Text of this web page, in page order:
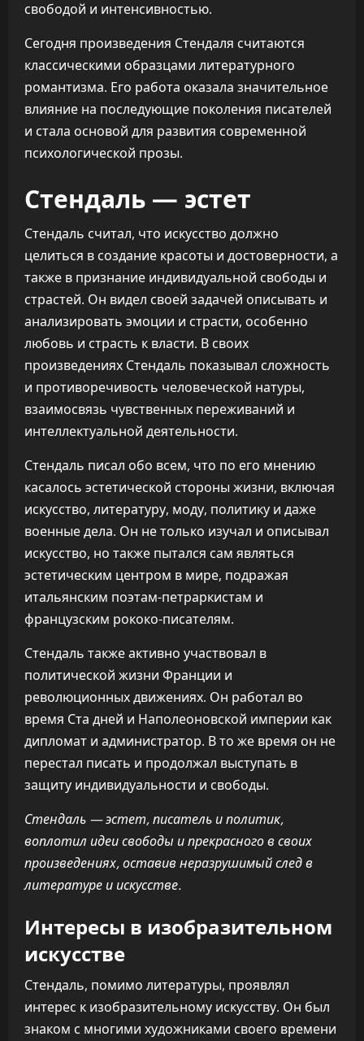
свободой и интенсивностью.
Сегодня произведения Стендаля считаются
классическими образцами литературного
романтизма. Его работа оказала значительное
влияние на последующие поколения писателей
и стала основой для развития современной
психологической прозы.
Стендаль — эстет
Стендаль считал, что искусство должно
целиться в создание красоты и достоверности, а
также в признание индивидуальной свободы и
страстей. Он видел своей задачей описывать и
анализировать эмоции и страсти, особенно
любовь и страсть к власти. В своих
произведениях Стендаль показывал сложность
и противоречивость человеческой натуры,
взаимосвязь чувственных переживаний и
интеллектуальной деятельности.
Стендаль писал обо всем, что по его мнению
касалось эстетической стороны жизни, включая
искусство, литературу, моду, политику и даже
военные дела. Он не только изучал и описывал
искусство, но также пытался сам являться
эстетическим центром в мире, подражая
итальянским поэтам-петраркистам и
французским рококо-писателям.
Стендаль также активно участвовал в
политической жизни Франции и
революционных движениях. Он работал во
время Ста дней и Наполеоновской империи как
дипломат и администратор. В то же время он не
перестал писать и продолжал выступать в
защиту индивидуальности и свободы.
Стендаль — эстет, писатель и политик,
воплотил идеи свободы и прекрасного в своих
произведениях, оставив неразрушимый след в
литературе и искусстве.
Интересы в изобразительном
искусстве
Стендаль, помимо литературы, проявлял
интерес к изобразительному искусству. Он был
знаком с многими художниками своего времени